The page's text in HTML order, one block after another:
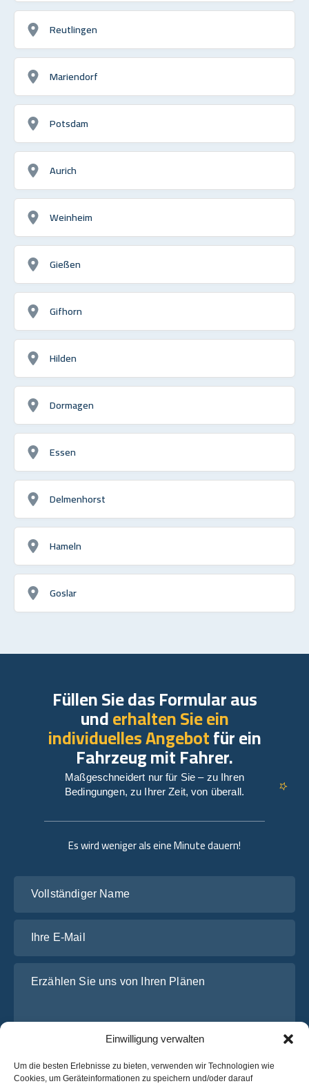
Einwilligung verwalten
Um die besten Erlebnisse zu bieten, verwenden wir Technologien wie
Cookies, um Geräteinformationen zu speichern und/oder darauf
Reutlingen
Mariendorf
Potsdam
Aurich
Weinheim
Gießen
Gifhorn
Hilden
Dormagen
Essen
Delmenhorst
Hameln
Goslar
Es wird weniger als eine Minute dauern!
Füllen Sie das Formular aus
underhalten Sie ein
individuelles Angebotfür ein
Fahrzeug mit Fahrer.
Maßgeschneidert nur für Sie – zu Ihren
Bedingungen, zu Ihrer Zeit, von überall.